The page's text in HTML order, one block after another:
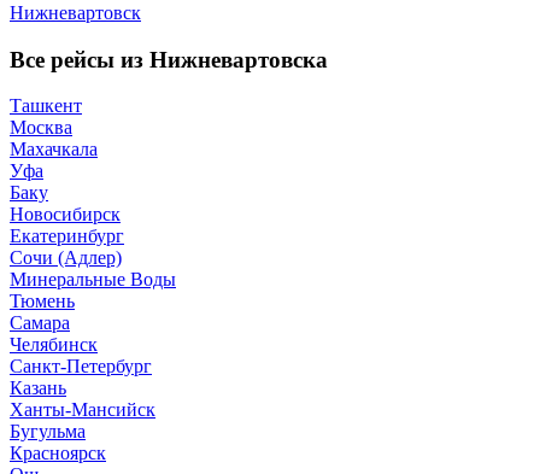
Нижневартовск
Все рейсы из Нижневартовска
Ташкент
Москва
Махачкала
Уфа
Баку
Новосибирск
Екатеринбург
Сочи (Адлер)
Минеральные Воды
Тюмень
Самара
Челябинск
Санкт-Петербург
Казань
Ханты-Мансийск
Бугульма
Красноярск